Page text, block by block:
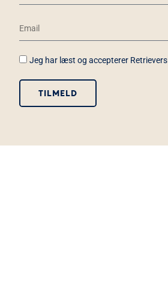
Jeg har læst og accepterer Retrievers
TILMELD